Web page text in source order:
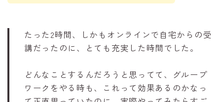
たった2時間、しかもオンラインで自宅からの受
講だったのに、とても充実した時間でした。
どんなことするんだろうと思ってて、グループ
ワークをやる時も、これって効果あるのかなっ